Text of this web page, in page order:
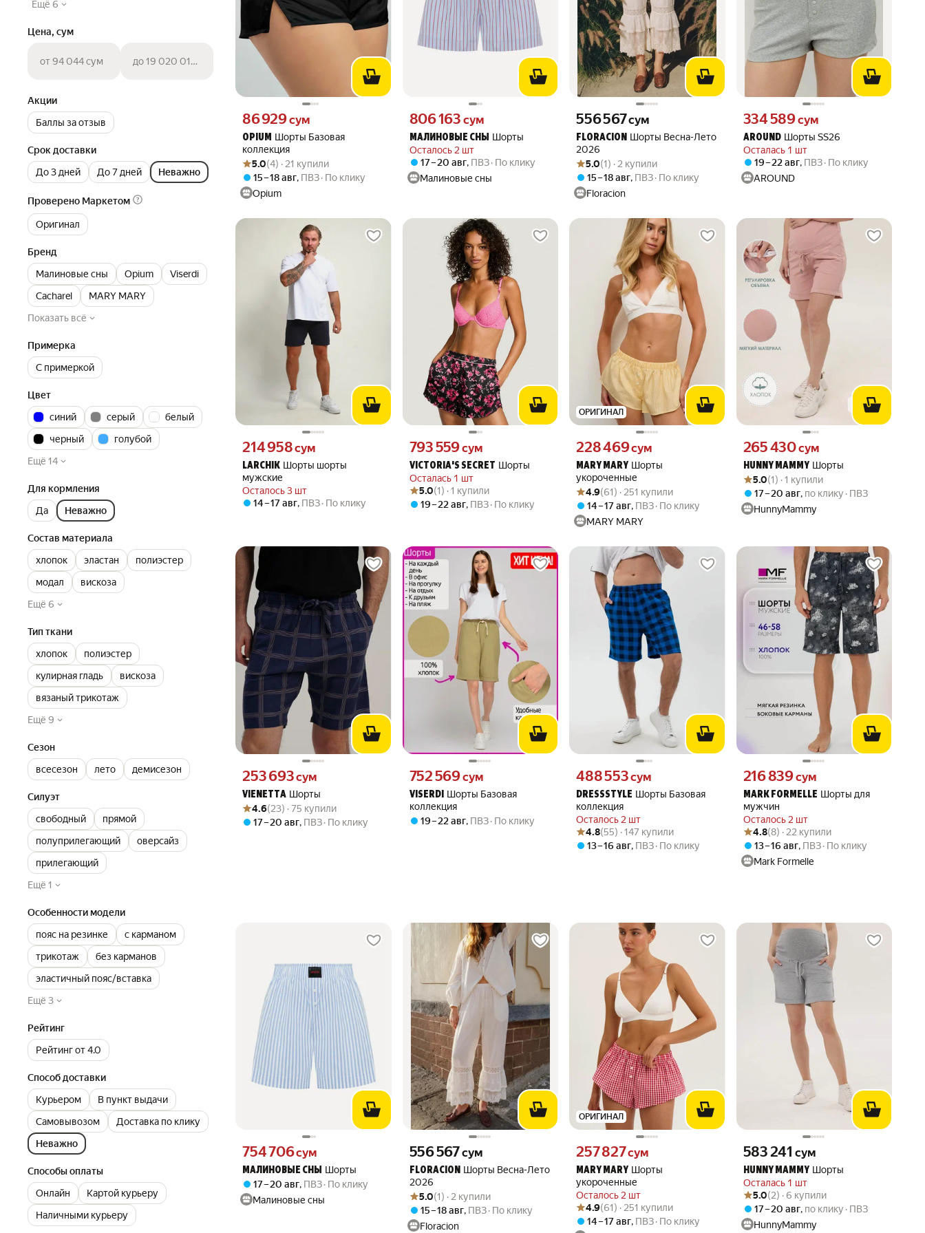
Ещё 6
Цена, сум
от 94 044 сум до 19 020 016 сум
Акции
Баллы за отзыв
Срок доставки
До 3 дней
До 7 дней Неважно
Проверено Маркетом
Оригинал
Бренд
Малиновые сны
Opium
Viserdi
Cacharel
MARY MARY
Показать всё
Примерка
С примеркой
Цвет
синий
серый
белый
черный
голубой
Ещё 14
Для кормления
Да
Неважно
Состав материала
хлопок
эластан
полиэстер
модал
вискоза
Ещё 6
Тип ткани
хлопок
полиэстер
кулирная гладь
вискоза
вязаный трикотаж
Ещё 9
Сезон
всесезон
лето демисезон
Силуэт
свободный
прямой
полуприлегающий
оверсайз
прилегающий
Ещё 1
Особенности модели
пояс на резинке
с карманом
трикотаж
без карманов
эластичный пояс/вставка
Ещё 3
Рейтинг
Рейтинг от 4.0
Способ доставки
Курьером
В пункт выдачи
Самовывозом
Доставка по клику
Неважно
Способы оплаты
Онлайн
Картой курьеру
Наличными курьеру
OPIUM Шорты Базовая
коллекция
Цена 86929 сум вместо
86 929сум
Рейтинг товара: 5.0 из 5
Оценок: (4) · 21 купили
5.0(4) · 21 купили
15 – 18 авг, ПВЗ По клику
Opium
МАЛИНОВЫЕ СНЫ Шорты
Осталось 2 шт
Цена 806163 сум вместо
806 163 сум
17 – 20 авг, ПВЗ По клику
Малиновые сны
FLORACION Шорты Весна-Лето
2026
Цена 556567 сум вместо
556 567сум
Рейтинг товара: 5.0 из 5
Оценок: (1) · 2 купили
5.0(1) · 2 купили
15 – 18 авг, ПВЗ По клику
Floracion
AROUND Шорты SS26
Осталась 1 шт
Цена 334589 сум вместо
334 589сум
19 – 22 авг, ПВЗ По клику
AROUND
LARCHIK Шорты шорты
мужские
Осталось 3 шт
Цена 214958 сум вместо
214 958сум
14 – 17 авг, ПВЗ По клику
VICTORIA'S SECRET Шорты
Осталась 1 шт
Цена 793559 сум вместо
793 559сум
Рейтинг товара: 5.0 из 5
Оценок: (1) · 1 купили
5.0(1) · 1 купили
19 – 22 авг, ПВЗ По клику
ОРИГИНАЛ
MARY MARY Шорты
укороченные
Цена 228469 сум вместо
228 469сум
Рейтинг товара: 4.9 из 5
Оценок: (61) · 251 купили
4.9(61) · 251 купили
14 – 17 авг, ПВЗ По клику
MARY MARY
HUNNY MAMMY Шорты
Цена 265430 сум вместо
265 430сум
Рейтинг товара: 5.0 из 5
Оценок: (1) · 1 купили
5.0(1) · 1 купили
17 – 20 авг, по клику
ПВЗ
HunnyMammy
VIENETTA Шорты
Цена 253693 сум вместо
253 693сум
Рейтинг товара: 4.6 из 5
Оценок: (23) · 75 купили
4.6(23) · 75 купили
17 – 20 авг, ПВЗ По клику
VISERDI Шорты Базовая
коллекция
Цена 752569 сум вместо
752 569сум
19 – 22 авг, ПВЗ По клику
DRESSSTYLE Шорты Базовая
коллекция
Осталось 2 шт
Цена 488553 сум вместо
488 553сум
Рейтинг товара: 4.8 из 5
Оценок: (55) · 147 купили
4.8(55) · 147 купили
13 – 16 авг, ПВЗ По клику
MARK FORMELLE Шорты для
мужчин
Осталось 2 шт
Цена 216839 сум вместо
216 839сум
Рейтинг товара: 4.8 из 5
Оценок: (8) · 22 купили
4.8(8) · 22 купили
13 – 16 авг, ПВЗ По клику
Mark Formelle
МАЛИНОВЫЕ СНЫ Шорты
Цена 754706 сум вместо
754 706сум
17 – 20 авг, ПВЗ По клику
Малиновые сны
FLORACION Шорты Весна-Лето
2026
Цена 556567 сум вместо
556 567сум
Рейтинг товара: 5.0 из 5
Оценок: (1) · 2 купили
5.0(1) · 2 купили
15 – 18 авг, ПВЗ По клику
Floracion
ОРИГИНАЛ
MARY MARY Шорты
укороченные
Осталось 2 шт
Цена 257827 сум вместо
257 827сум
Рейтинг товара: 4.9 из 5
Оценок: (61) · 251 купили
4.9(61) · 251 купили
14 – 17 авг, ПВЗ По клику
HUNNY MAMMY Шорты
Осталась 1 шт
Цена 583241 сум вместо
583 241 сум
Рейтинг товара: 5.0 из 5
Оценок: (2) · 6 купили
5.0(2) · 6 купили
17 – 20 авг, по клику
ПВЗ
HunnyMammy